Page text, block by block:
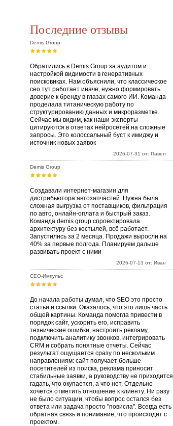
Последние отзывы
Demis Group
Обратились в Demis Group за аудитом и
настройкой видимости в генеративных
поисковиках. Нам объяснили, что классическое
сео тут работает иначе, нужно формировать
доверие к бренду в глазах самого ИИ. Команда
проделала титаническую работу по
структурированию данных и микроразметке.
Сейчас мы видим, как наши эксперты
цитируются в ответах нейросетей на сложные
запросы. Это колоссальный буст к имиджу и
источник новых заявок
2026-07-31 от: Павел
Demis Group
Создавали интернет-магазин для
дистрибьютора автозапчастей. Нужна была
сложная выгрузка от поставщиков, фильтрация
по авто, онлайн-оплата и быстрый заказ.
Команда demis group спроектировала
архитектуру без костылей, всё работает.
Запустились за 2 месяца. Продажи выросли на
40% за первые полгода. Планируем дальше
развивать проект с ними
2026-07-13 от: Иван
СЕО-Импульс
До начала работы думал, что SEO это просто
статьи и ссылки. Оказалось, что это лишь часть
общей картины. Команда помогла привести в
порядок сайт, ускорить его, исправить
технические ошибки, настроить рекламу,
подключить аналитику звонков, интегрировать
CRM и собрать понятные отчеты. Сейчас
результат ощущается сразу по нескольким
направлениям: сайт получает больше
посетителей из поиска, реклама приносит
стабильные заявки, а руководству не приходится
гадать, что окупается, а что нет. Отдельно
хочется отметить отношение к клиенту. Ни разу
не было ситуации, чтобы вопрос остался без
ответа или задача просто "повисла". Всегда есть
обратная связь и понимание, что происходит с
проектом.